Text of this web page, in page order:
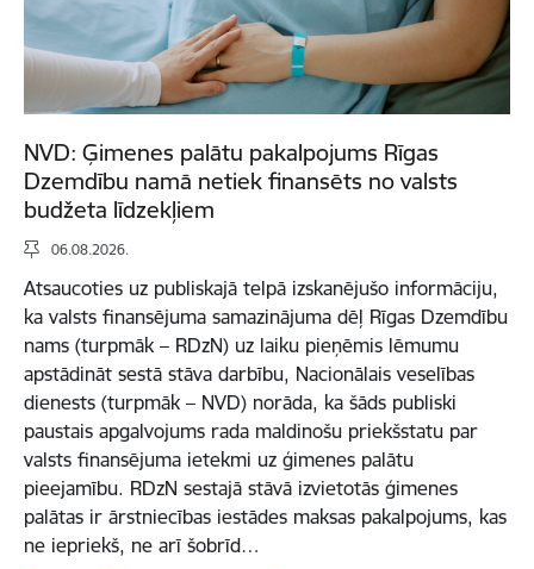
NVD: Ģimenes palātu pakalpojums Rīgas
Dzemdību namā netiek finansēts no valsts
budžeta līdzekļiem
06.08.2026.
Atsaucoties uz publiskajā telpā izskanējušo informāciju,
ka valsts finansējuma samazinājuma dēļ Rīgas Dzemdību
nams (turpmāk – RDzN) uz laiku pieņēmis lēmumu
apstādināt sestā stāva darbību, Nacionālais veselības
dienests (turpmāk – NVD) norāda, ka šāds publiski
paustais apgalvojums rada maldinošu priekšstatu par
valsts finansējuma ietekmi uz ģimenes palātu
pieejamību. RDzN sestajā stāvā izvietotās ģimenes
palātas ir ārstniecības iestādes maksas pakalpojums, kas
ne iepriekš, ne arī šobrīd…